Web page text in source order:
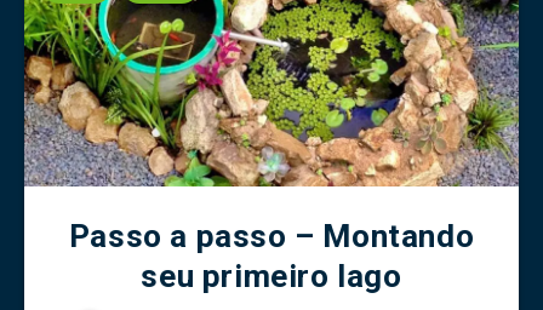
Passo a passo – Montando
seu primeiro lago